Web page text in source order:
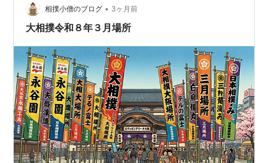
相撲小僧のブログ • 3ヶ月前
大相撲令和８年３月場所